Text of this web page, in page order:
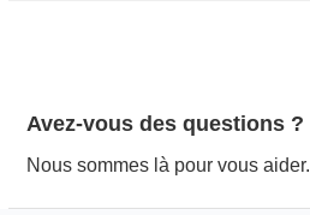
Avez-vous des questions ?
Nous sommes là pour vous aider.